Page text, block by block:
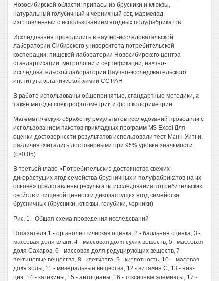
Новосибирской области; припасы из брусники и клюквы,
натуральный голубичный и черничный сок, мармелад,
изготовленный с использованием ягодных полуфабрикатов
Исследования проводились в научно-исследовательской
лаборатории Сибирского университета потребительской
кооперации, пищевой лаборатории Новосибирского центра
стандартизации, метрологии и сертификации, научно-
исследовательской лаборатории Научно-исследовательского
института органической химии СО РАН
В работе использованы общепринятые, стандартные методики, а
также методы спектрофотометрии и фотоколориметрии
Математическую обработку результатов исследований проводили с
использованием пакетов прикладных программ MS Excel Для
оценки достоверности результатов использовали тест Манн-Уитни,
различия считались достоверными при 95% уровне значимости
(р<0,05)
В третьей главе «Потребительские достоинства свежих
дикорастущих ягод семейства брусничных и полуфабрикатов на их
основе» представлены результаты исследования потребительских
свойств и пищевой ценности дикорастущих ягод семейства
брусничных (брусники, клюквы, голубики, черники)
Рис. 1 - Общая схема проведения исследований
Показатели 1 - органолептическая оценка, 2 - балльная оценка, 3 -
массовая доля влаги, 4 - массовая доля сухих веществ, 5 - массовая
доля Сахаров, 6 - массовая доля редуцирующих веществ, 7 -
пектиновые вещества, 8 - клетчатка, 9 - кислотность, 10 —масовая
доля золы, 11 - минеральные вещества, 12 - витамин С, 13 - ниа-
цин, 14 - катехины, 15 - антоцианы, 16 - токсичные элементы, 17 -